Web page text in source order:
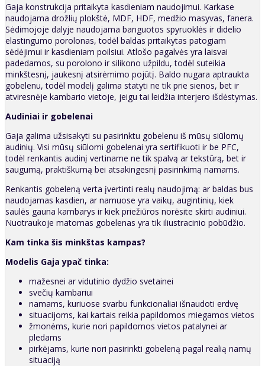
Gaja konstrukcija pritaikyta kasdieniam naudojimui. Karkase
naudojama drožlių plokštė, MDF, HDF, medžio masyvas, fanera.
Sėdimojoje dalyje naudojama banguotos spyruoklės ir didelio
elastingumo porolonas, todėl baldas pritaikytas patogiam
sėdėjimui ir kasdieniam poilsiui. Atlošo pagalvės yra laisvai
padedamos, su porolono ir silikono užpildu, todėl suteikia
minkštesnį, jaukesnį atsirėmimo pojūtį. Baldo nugara aptraukta
gobelenu, todėl modelį galima statyti ne tik prie sienos, bet ir
atviresnėje kambario vietoje, jeigu tai leidžia interjero išdėstymas.
Audiniai ir gobelenai
Gaja galima užsisakyti su pasirinktu gobelenu iš mūsų siūlomų
audinių. Visi mūsų siūlomi gobelenai yra sertifikuoti ir be PFC,
todėl renkantis audinį vertiname ne tik spalvą ar tekstūrą, bet ir
saugumą, praktiškumą bei atsakingesnį pasirinkimą namams.
Renkantis gobeleną verta įvertinti realų naudojimą: ar baldas bus
naudojamas kasdien, ar namuose yra vaikų, augintinių, kiek
saulės gauna kambarys ir kiek priežiūros norėsite skirti audiniui.
Nuotraukoje matomas gobelenas yra tik iliustracinio pobūdžio.
Kam tinka šis minkštas kampas?
Modelis Gaja ypač tinka:
mažesnei ar vidutinio dydžio svetainei
svečių kambariui
namams, kuriuose svarbu funkcionaliai išnaudoti erdvę
situacijoms, kai kartais reikia papildomos miegamos vietos
žmonėms, kurie nori papildomos vietos patalynei ar
pledams
pirkėjams, kurie nori pasirinkti gobeleną pagal realią namų
situaciją